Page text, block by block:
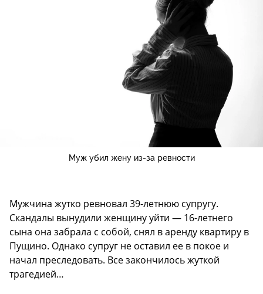
Муж убил жену из-за ревности
Мужчина жутко ревновал 39-летнюю супругу.
Скандалы вынудили женщину уйти — 16-летнего
сына она забрала с собой, снял в аренду квартиру в
Пущино. Однако супруг не оставил ее в покое и
начал преследовать. Все закончилось жуткой
трагедией…